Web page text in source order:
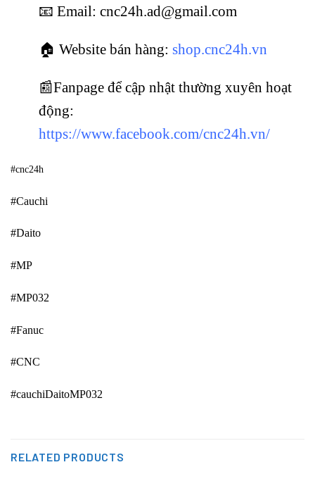
📧 Email: cnc24h.ad@gmail.com
🏠 Website bán hàng: shop.cnc24h.vn
📰Fanpage để cập nhật thường xuyên hoạt
động:
https://www.facebook.com/cnc24h.vn/
#cnc24h
#Cauchi
#Daito
#MP
#MP032
#Fanuc
#CNC
#cauchiDaitoMP032
RELATED PRODUCTS